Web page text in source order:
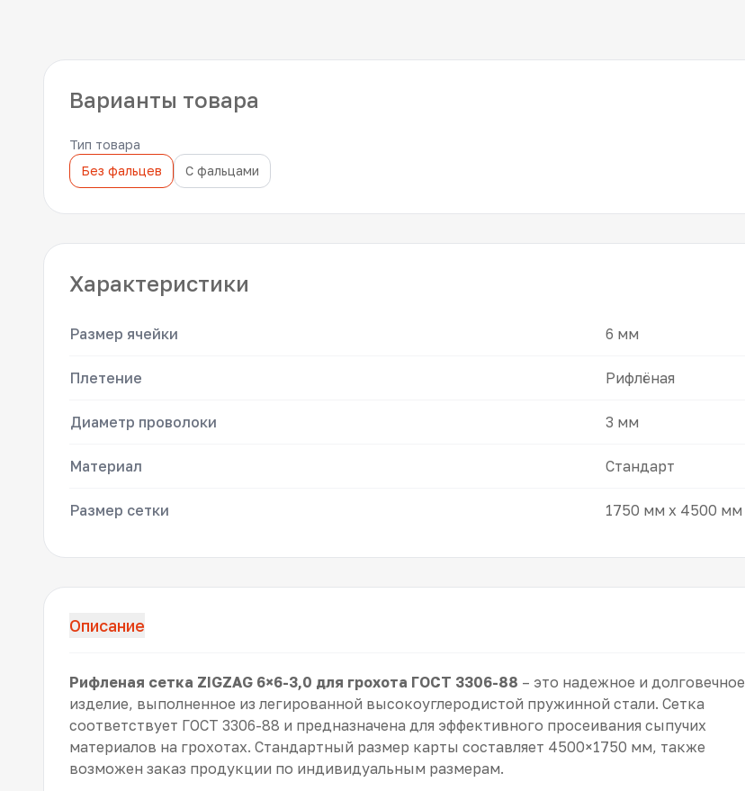
Варианты товара
Тип товара
Без фальцев
С фальцами
Характеристики
Размер ячейки 6 мм
Плетение Рифлёная
Диаметр проволоки 3 мм
Материал Стандарт
Размер сетки 1750 мм x 4500 мм
Описание
Рифленая сетка ZIGZAG 6×6-3,0 для грохота ГОСТ 3306-88 – это надежное и долговечное
изделие, выполненное из легированной высокоуглеродистой пружинной стали. Сетка
соответствует ГОСТ 3306-88 и предназначена для эффективного просеивания сыпучих
материалов на грохотах. Стандартный размер карты составляет 4500×1750 мм, также
возможен заказ продукции по индивидуальным размерам.